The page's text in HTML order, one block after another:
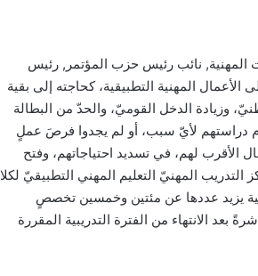
المهنية, نائب رئيس حزب المؤتمر, رئيس
الأعمال المهنية التطبيقية، كحاجته إلى بقية
وزيادة الدخل القوميّ، والحدّ من البطالة
دراستهم لأيّ سبب، أو لم يجدوا فرصَ عملٍ
لهم، في تسديد احتياجاتهم، وفتح
المهنيّ التعليم المهني التطبيقيّ لكلا
يزيد عددها عن مئتين وخمسين تخصصٍ
الانتهاء من الفترة التدريبية المقررة